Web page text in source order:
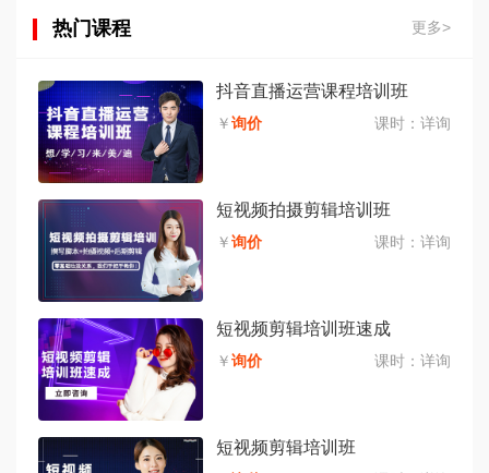
热门课程 更多>
抖音直播运营课程培训班
￥询价 课时： 详询
短视频拍摄剪辑培训班
￥询价 课时： 详询
短视频剪辑培训班速成
￥询价 课时： 详询
短视频剪辑培训班